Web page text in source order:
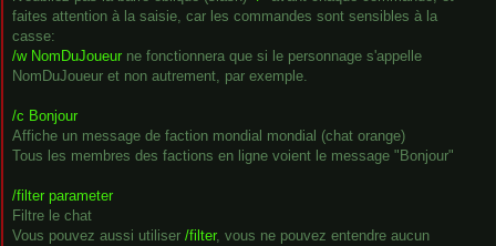
faites attention à la saisie, car les commandes sont sensibles à la
casse:
/w NomDuJoueur ne fonctionnera que si le personnage s'appelle
NomDuJoueur et non autrement, par exemple.
/c Bonjour
Affiche un message de faction mondial mondial (chat orange)
Tous les membres des factions en ligne voient le message "Bonjour"
/filter parameter
Filtre le chat
Vous pouvez aussi utiliser /filter, vous ne pouvez entendre aucun